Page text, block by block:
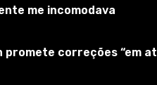
me incomodava
correções “em